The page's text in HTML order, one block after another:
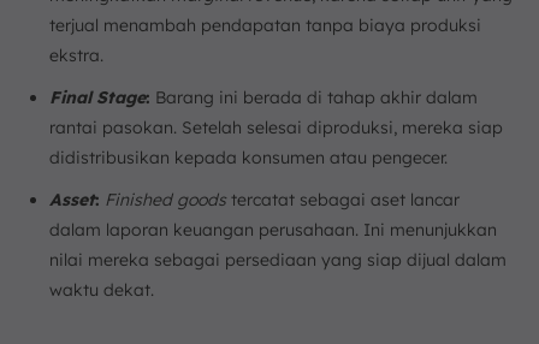
terjual menambah pendapatan tanpa biaya produksi
ekstra.
Final Stage: Barang ini berada di tahap akhir dalam
rantai pasokan. Setelah selesai diproduksi, mereka siap
didistribusikan kepada konsumen atau pengecer.
Asset: Finished goods tercatat sebagai aset lancar
dalam laporan keuangan perusahaan. Ini menunjukkan
nilai mereka sebagai persediaan yang siap dijual dalam
waktu dekat.